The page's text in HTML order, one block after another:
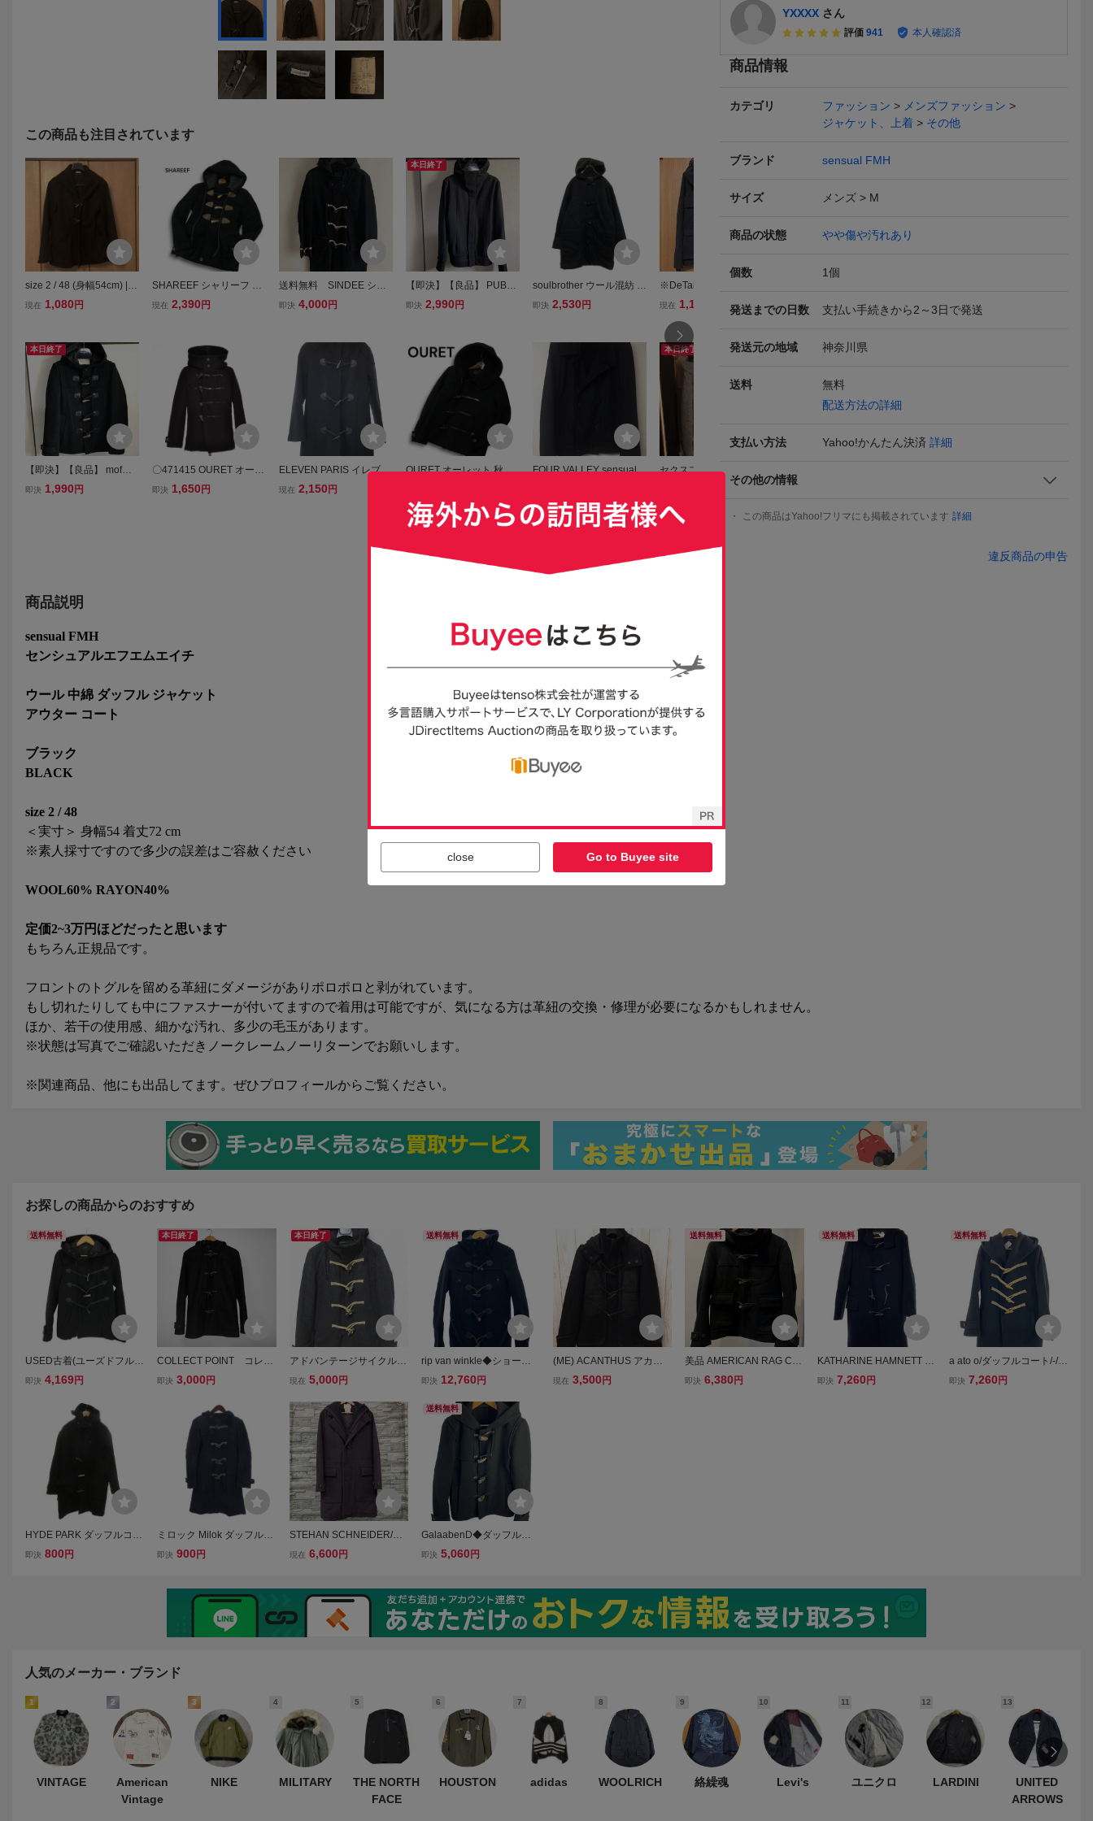
この商品も注目されています
size 2 / 48 (身幅54cm) | s
ensual FMH | ウール 中綿
フエムエイチ | アウター |
BLACK
現在 1,080 円
本日終了
【即決】【良品】 mofm
マンオブムーズ DUFFLE
即決 1,990 円
SHAREEF シャリーフ 秋
冬★ フード裏ボア ウール
現在 2,390 円
〇471415 OURET オーレ
ット ◯ダッフルコート シ
即決 1,650 円
送料無料 SINDEE シン
ディ ダッフルコート sli
即決 4,000 円
ELEVEN PARIS イレブン
パリ メルトンウールダッ
現在 2,150 円
本日終了
【即決】【良品】 PUBLI
C IMAGE パブリックイメ
ルゾン ジャケット BLAC
K ブラック 黒 即決あり
即決 2,990 円
OURET オーレット 秋冬
ルトン ウール ダッフル
コート Sz.M メンズ 黒 日
本製
soulbrother ウール混紡 ダ
ッフルコート L ブラック
612-5982
即決 2,530 円
FOUR VALLEY sensual F
ラック サイズ1
※DeTaiLS ディテール
ズ ショート丈 ダッフル
ジャケット BJAI.C
現在 1,164
本日終了
セクスプリメ(S'exprimer)
ウールダッフルコート グ
即決 2,990円
本日終了
ラック フリーサイズ
ァント トグル 長袖 ダッ
即決 2,003 円
YXXXX さん
評価 941 本人確認済
商品情報
カテゴリ ファッション
メンズファッション
ジャケット、上着
その他
ブランド sensual FMH
サイズ メンズ M
商品の状態 やや傷や汚れあり
個数 1個
発送までの日数 支払い手続きから2～3日で発送
発送元の地域 神奈川県
送料
無料
配送方法の詳細
支払い方法 Yahoo!かんたん決済 詳細
その他の情報
この商品はYahoo!フリマにも掲載されています 詳細
違反商品の申告
商品説明
お探しの商品からのおすすめ
送料無料
USED古着(ユーズドフル
ギ) THE TWELVE ウール混
ッフルコート レ 中古 古着
即決 4,169円
本日終了
COLLECT POINT コレク
トポイント ダッフルコー
即決 3,000 円
本日終了
アドバンテージサイクル A
dvantage cycle シップス
プ ダッフルコート ダーク
グレー S irmri 亥3338
現在 5,000 円
送料無料
rip van winkle◆ショート/
ダッフルコート/4/ウール/
即決 12,760 円
(ME) ACANTHUS アカン
サス ウールメルトン トグ
現在 3,500 円
送料無料
美品 AMERICAN RAG CIE
メルトンダッフルコート 2
即決 6,380 円
送料無料
KATHARINE HAMNETT L
ONDON◆ダッフルコート/
即決 7,260 円
送料無料
a ato o/ダッフルコート/-/ウ
ール/BLK/無地/AM13D-C1
即決 7,260 円
HYDE PARK ダッフルコー
ト ミドル丈 深緑 フード付
即決 800円
ミロック Milok ダッフルコ
ート ロング コットン XS
即決 900円
STEHAN SCHNEIDER/ダ
ッフルコート/厚手コート/
現在 6,600円
送料無料
GalaabenD◆ダッフルコ
ート/1/ウール/BLK/無地
即決 5,060円
人気のメーカー・ブランド
1
VINTAGE
2
American
Vintage
3
NIKE
4
MILITARY
5
THE NORTH
FACE
6
HOUSTON
7
adidas
8
WOOLRICH
9
絡繰魂
10
Levi's
11
ユニクロ
12
LARDINI
13
UNITED
ARROWS
close Go to Buyee site